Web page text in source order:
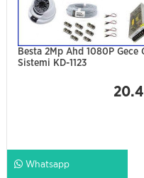
Besta 2Mp Ahd 1080P
Sistemi KD-1123
Whatsapp